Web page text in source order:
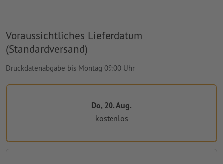
Voraussichtliches Lieferdatum
(Standardversand)
Druckdatenabgabe bis Montag 09:00 Uhr
Do, 20. Aug.
kostenlos